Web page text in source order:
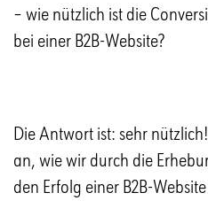
– wie nützlich ist die
bei einer B2B-Website?
Die Antwort ist: sehr
an, wie wir durch die
den Erfolg einer B2B-